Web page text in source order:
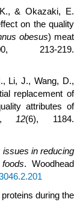
& Okazaki, E.
on the quality
obesus) meat
213-219.
Li, J., Wang, D.,
replacement of
attributes of
, 12(6), 1184.
issues in reducing
. Woodhead
during the